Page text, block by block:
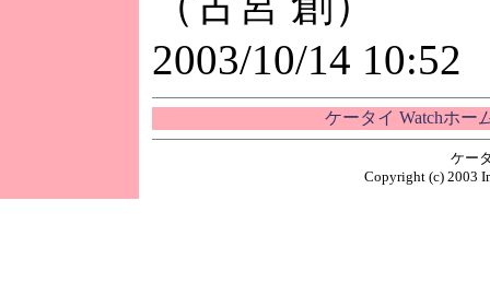
2003/10/14 10:52
ケータイ Watchホー
ケー
Copyright (c) 2003